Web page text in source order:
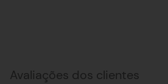
Avaliações dos clientes